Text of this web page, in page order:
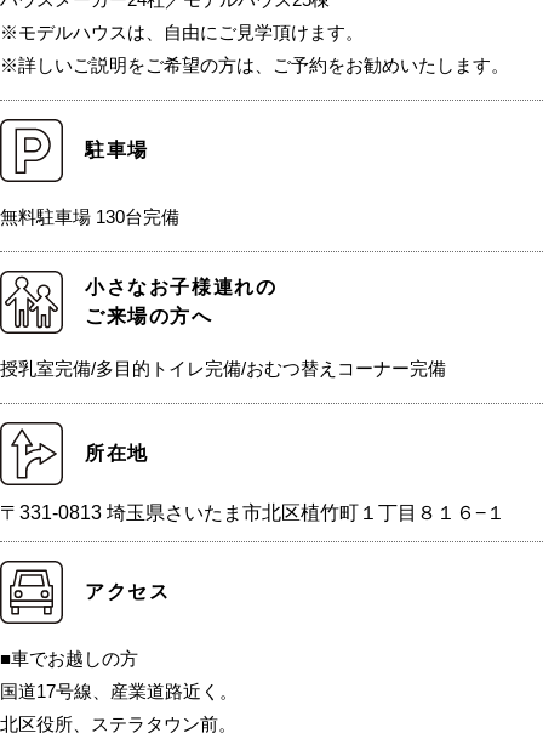
※モデルハウスは、自由にご見学頂けます。
※詳しいご説明をご希望の方は、ご予約をお勧めいたします。
駐車場
無料駐車場 130台完備
小さなお子様連れの
ご来場の方へ
授乳室完備/多目的トイレ完備/おむつ替えコーナー完備
所在地
〒331-0813 埼玉県さいたま市北区植竹町１丁目８１６−１
アクセス
■車でお越しの方
国道17号線、産業道路近く。
北区役所、ステラタウン前。